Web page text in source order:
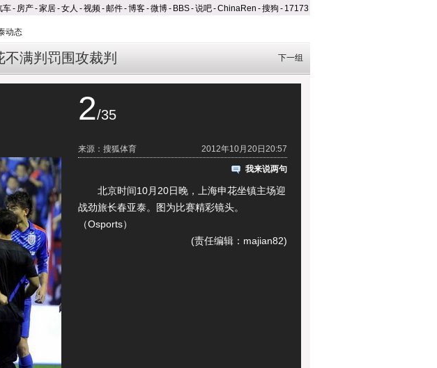
车- 房产-家居-女人 -视频-邮件-博客-微博- BBS-说吧-ChinaRen -搜狗 - 17173
动态
满判罚围攻裁判 下一组
2/35
2012年10月20日20:57
来源：搜狐体育
我来说两句
北京时间10月20日晚，上海申花坐镇主场迎
战劲旅长春亚泰。图为比赛精彩镜头。
（Osports）
(责任编辑：majian82)